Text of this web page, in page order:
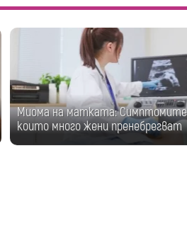
Миома на матката:
които много жени пренебрегват